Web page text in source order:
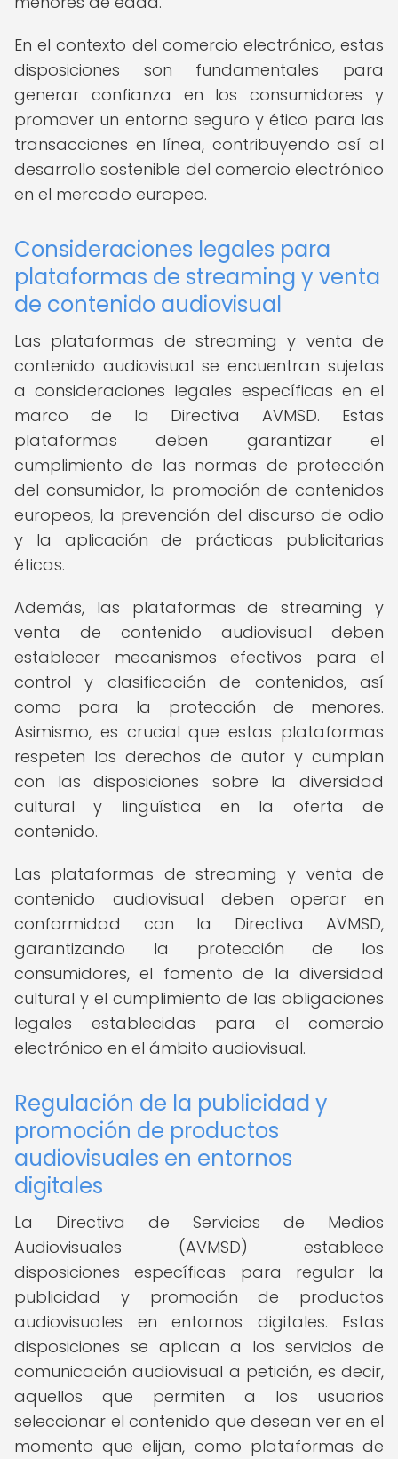
En el contexto del comercio electrónico, estas
disposiciones son fundamentales para
generar confianza en los consumidores y
promover un entorno seguro y ético para las
transacciones en línea, contribuyendo así al
desarrollo sostenible del comercio electrónico
en el mercado europeo.
Consideraciones legales para
plataformas de streaming y venta
de contenido audiovisual
Las plataformas de streaming y venta de
contenido audiovisual se encuentran sujetas
a consideraciones legales específicas en el
marco de la Directiva AVMSD. Estas
plataformas deben garantizar el
cumplimiento de las normas de protección
del consumidor, la promoción de contenidos
europeos, la prevención del discurso de odio
y la aplicación de prácticas publicitarias
éticas.
Además, las plataformas de streaming y
venta de contenido audiovisual deben
establecer mecanismos efectivos para el
control y clasificación de contenidos, así
como para la protección de menores.
Asimismo, es crucial que estas plataformas
respeten los derechos de autor y cumplan
con las disposiciones sobre la diversidad
cultural y lingüística en la oferta de
contenido.
Las plataformas de streaming y venta de
contenido audiovisual deben operar en
conformidad con la Directiva AVMSD,
garantizando la protección de los
consumidores, el fomento de la diversidad
cultural y el cumplimiento de las obligaciones
legales establecidas para el comercio
electrónico en el ámbito audiovisual.
Regulación de la publicidad y
promoción de productos
audiovisuales en entornos
digitales
La Directiva de Servicios de Medios
Audiovisuales (AVMSD) establece
disposiciones específicas para regular la
publicidad y promoción de productos
audiovisuales en entornos digitales. Estas
disposiciones se aplican a los servicios de
comunicación audiovisual a petición, es decir,
aquellos que permiten a los usuarios
seleccionar el contenido que desean ver en el
momento que elijan, como plataformas de